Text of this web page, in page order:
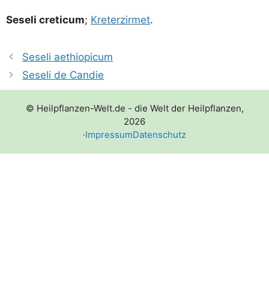
Sese­li cre­ti­cum; Kre­ter­zir­met.
Seseli aethiopicum
Seseli de Candie
© Heilpflanzen-Welt.de - die Welt der Heilpflanzen,
2026
·ImpressumDatenschutz